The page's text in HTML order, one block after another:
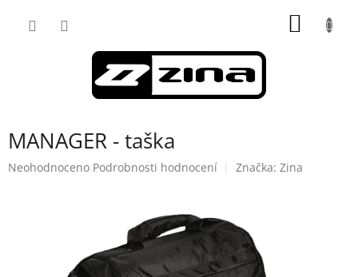
MANAGER - taška
Průměrné
Neohodnoceno Podrobnosti hodnocení Značka: Zina